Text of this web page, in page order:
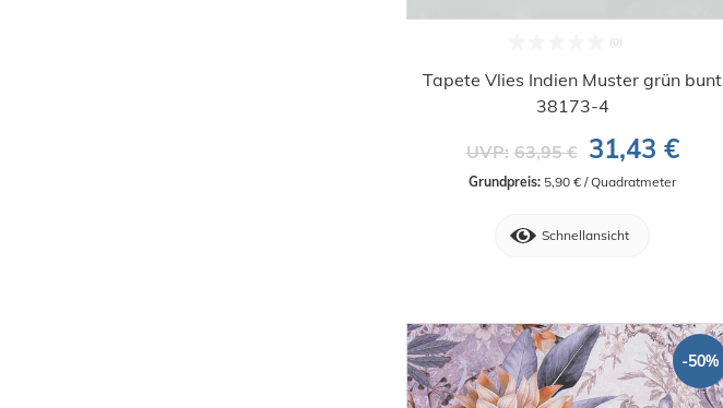
Tapete Vlies Indien Muster grün bunt
38173-4
UVP: 63,95 € 31,43 €
Grundpreis: 5,90 € / Quadratmeter
Schnellansicht
-50%